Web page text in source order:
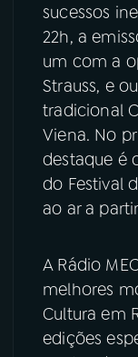
sucessos
22h, a
um com a
Strauss, e
tradicional
Viena. No
destaque é
do Festival
ao ar a
A Rádio
melhores
Cultura em
edições